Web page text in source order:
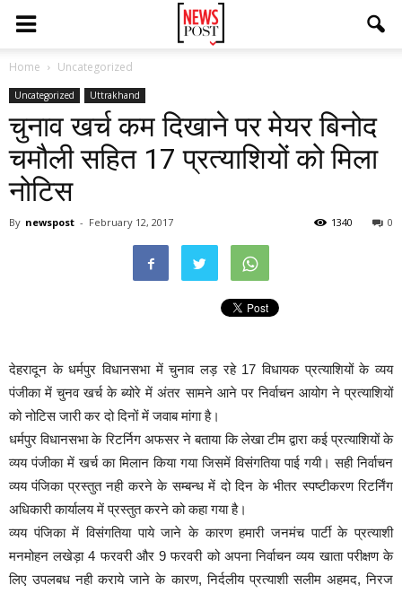
Home Uncategorized
Uncategorized Uttrakhand
चुनाव खर्च कम दिखाने पर मेयर बिनोद
चमौली सहित 17 प्रत्याशियों को मिला
नोटिस
By newspost - February 12, 2017 0
1340
देहरादून के धर्मपुर विधानसभा में चुनाव लड़ रहे 17 विधायक प्रत्याशियों के व्यय
पंजीका में चुनव खर्च के ब्योरे में अंतर सामने आने पर निर्वाचन आयोग ने प्रत्याशियों
को नोटिस जारी कर दो दिनों में जवाब मांगा है।
धर्मपुर विधानसभा के रिटर्निग अफसर ने बताया कि लेखा टीम द्वारा कई प्रत्याशियों के
व्यय पंजीका में खर्च का मिलान किया गया जिसमें विसंगतिया पाई गयी। सही निर्वाचन
व्यय पंजिका प्रस्तुत नही करने के सम्बन्ध में दो दिन के भीतर स्पष्टीकरण रिटर्निंग
अधिकारी कार्यालय में प्रस्तुत करने को कहा गया है।
व्यय पंजिका में विसंगतिया पाये जाने के कारण हमारी जनमंच पार्टी के प्रत्याशी
मनमोहन लखेड़ा 4 फरवरी और 9 फरवरी को अपना निर्वाचन व्यय खाता परीक्षण के
लिए उपलबध नही कराये जाने के कारण, निर्दलीय प्रत्याशी सलीम अहमद, निरज